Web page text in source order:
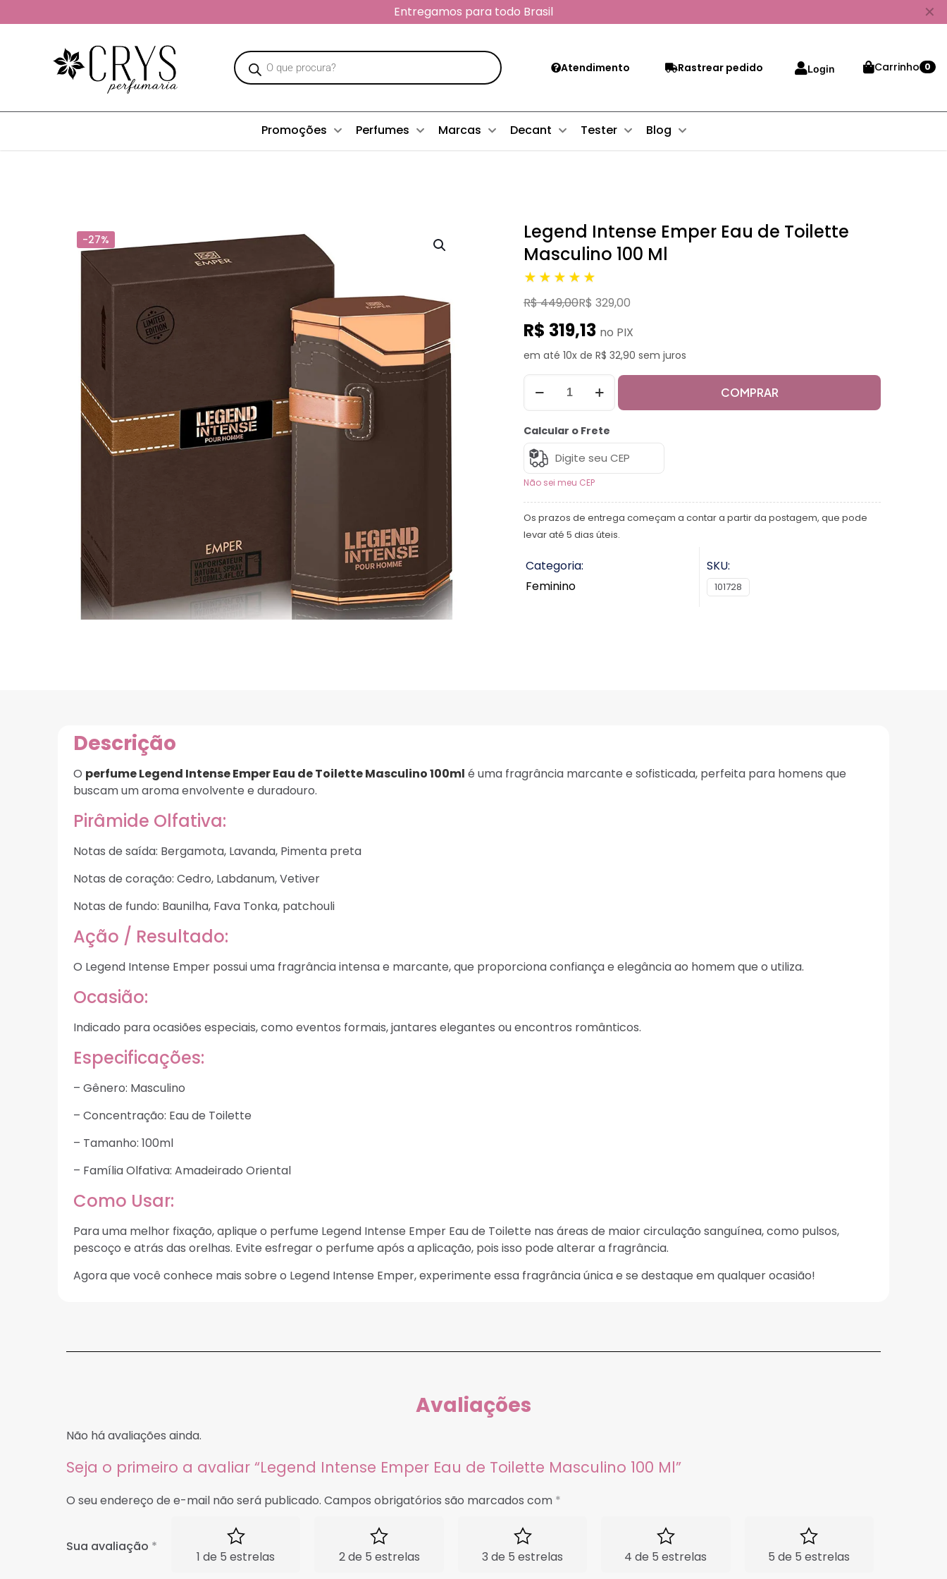
Entregamos para todo Brasil ✕
Atendimento Rastrear pedido Login Carrinho 0
Promoções Perfumes Marcas Decant Tester Blog
-27%
Legend Intense Emper Eau de Toilette
Masculino 100 Ml
★★★★★
R$ 449,00R$ 329,00
R$ 319,13 no PIX
em até 10x de R$ 32,90 sem juros
COMPRAR
Calcular o Frete
Não sei meu CEP
Os prazos de entrega começam a contar a partir da postagem, que pode
levar até 5 dias úteis.
Categoria:
Feminino
SKU:
101728
Descrição
O perfume Legend Intense Emper Eau de Toilette Masculino 100ml é uma fragrância marcante e sofisticada, perfeita para homens que
buscam um aroma envolvente e duradouro.
Pirâmide Olfativa:
Notas de saída: Bergamota, Lavanda, Pimenta preta
Notas de coração: Cedro, Labdanum, Vetiver
Notas de fundo: Baunilha, Fava Tonka, patchouli
Ação / Resultado:
O Legend Intense Emper possui uma fragrância intensa e marcante, que proporciona confiança e elegância ao homem que o utiliza.
Ocasião:
Indicado para ocasiões especiais, como eventos formais, jantares elegantes ou encontros românticos.
Especificações:
– Gênero: Masculino
– Concentração: Eau de Toilette
– Tamanho: 100ml
– Família Olfativa: Amadeirado Oriental
Como Usar:
Para uma melhor fixação, aplique o perfume Legend Intense Emper Eau de Toilette nas áreas de maior circulação sanguínea, como pulsos,
pescoço e atrás das orelhas. Evite esfregar o perfume após a aplicação, pois isso pode alterar a fragrância.
Agora que você conhece mais sobre o Legend Intense Emper, experimente essa fragrância única e se destaque em qualquer ocasião!
Avaliações
Não há avaliações ainda.
Seja o primeiro a avaliar “Legend Intense Emper Eau de Toilette Masculino 100 Ml”
O seu endereço de e-mail não será publicado. Campos obrigatórios são marcados com *
Sua avaliação *
1 de 5 estrelas 2 de 5 estrelas 3 de 5 estrelas 4 de 5 estrelas 5 de 5 estrelas